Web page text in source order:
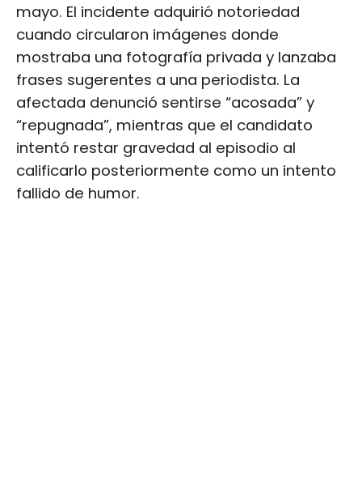
mayo. El incidente adquirió notoriedad
cuando circularon imágenes donde
mostraba una fotografía privada y lanzaba
frases sugerentes a una periodista. La
afectada denunció sentirse “acosada” y
“repugnada”, mientras que el candidato
intentó restar gravedad al episodio al
calificarlo posteriormente como un intento
fallido de humor.